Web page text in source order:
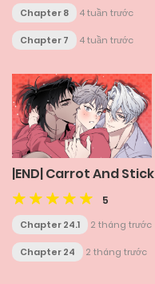
Chapter 8 4 tuần trước
Chapter 7 4 tuần trước
|END| Carrot And Stick
5
Chapter 24.1 2 tháng trước
Chapter 24 2 tháng trước